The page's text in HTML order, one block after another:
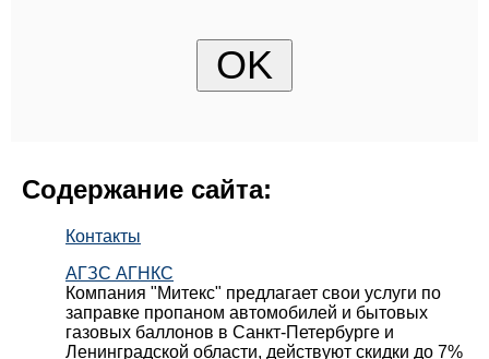
Содержание сайта:
Контакты
АГЗС АГНКС
Компания "Митекс" предлагает свои услуги по
заправке пропаном автомобилей и бытовых
газовых баллонов в Санкт-Петербурге и
Ленинградской области, действуют скидки до 7%